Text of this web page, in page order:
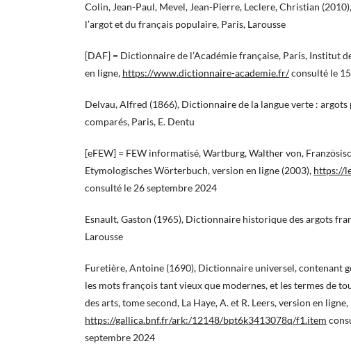
Colin, Jean-Paul, Mevel, Jean-Pierre, Leclere, Christian
l’argot et du français populaire, Paris, Larousse
[DAF] = Dictionnaire de l’Académie française, Paris, Institut
en ligne, https://www.dictionnaire-academie.fr/consulté le
Delvau, Alfred (1866), Dictionnaire de la langue verte : argots
comparés, Paris, E. Dentu
[eFEW] = FEW informatisé, Wartburg, Walther von,
Etymologisches Wörterbuch, version en ligne (2003), https://
consulté le 26 septembre 2024
Esnault, Gaston (1965), Dictionnaire historique des argots
Larousse
Furetière, Antoine (1690), Dictionnaire universel, contenant
les mots françois tant vieux que modernes, et les termes de
des arts, tome second, La Haye, A. et R. Leers, version en ligne,
https://gallica.bnf.fr/ark:/12148/bpt6k3413078q/f1.item
septembre 2024